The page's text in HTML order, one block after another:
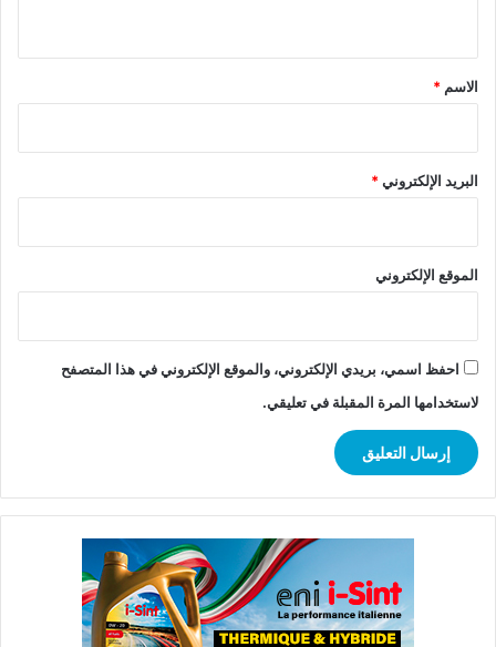
*
الاسم *
البريد الإلكتروني*
الموقع الإلكتروني
احفظ اسمي، بريدي الإلكتروني، والموقع الإلكتروني في هذا المتصفح
لاستخدامها المرة المقبلة في تعليقي.